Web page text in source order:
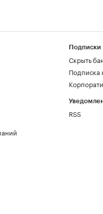
Подписки
Скрыть
Подписка
RSS